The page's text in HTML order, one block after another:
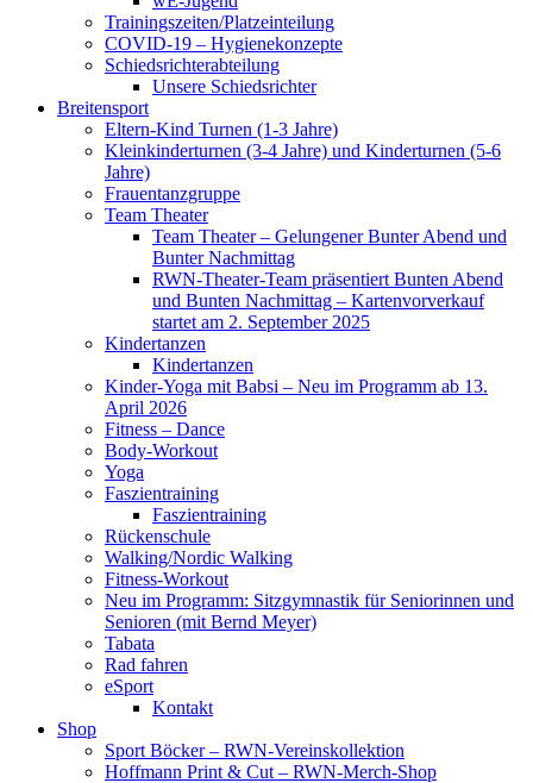
Trainingszeiten/Platzeinteilung
COVID-19 – Hygienekonzepte
Schiedsrichterabteilung
Unsere Schiedsrichter
Breitensport
Eltern-Kind Turnen (1-3 Jahre)
Kleinkinderturnen (3-4 Jahre) und Kinderturnen (5-6
Jahre)
Frauentanzgruppe
Team Theater
Team Theater – Gelungener Bunter Abend und
Bunter Nachmittag
RWN-Theater-Team präsentiert Bunten Abend
und Bunten Nachmittag – Kartenvorverkauf
startet am 2. September 2025
Kindertanzen
Kindertanzen
Kinder-Yoga mit Babsi – Neu im Programm ab 13.
April 2026
Fitness – Dance
Body-Workout
Yoga
Faszientraining
Faszientraining
Rückenschule
Walking/Nordic Walking
Fitness-Workout
Neu im Programm: Sitzgymnastik für Seniorinnen und
Senioren (mit Bernd Meyer)
Tabata
Rad fahren
eSport
Kontakt
Shop
Sport Böcker – RWN-Vereinskollektion
Hoffmann Print & Cut – RWN-Merch-Shop